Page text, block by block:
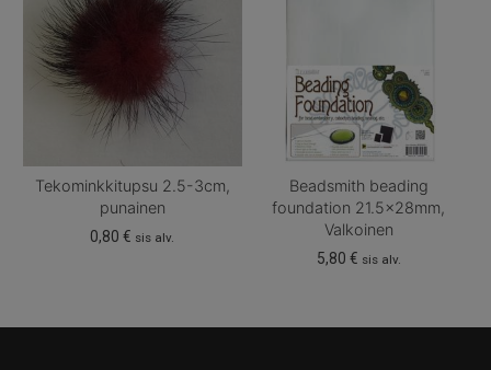
Tekominkkitupsu 2.5-3cm,
punainen
0,80€ sis alv.
Beadsmith beading
foundation 21.5x28mm,
Valkoinen
5,80 € sis alv.